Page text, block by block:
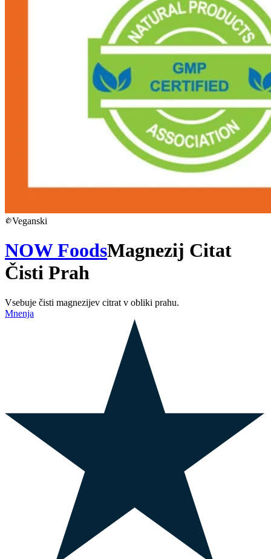
Veganski
NOW FoodsMagnezij Citat
Čisti Prah
Vsebuje čisti magnezijev citrat v obliki prahu.
Mnenja